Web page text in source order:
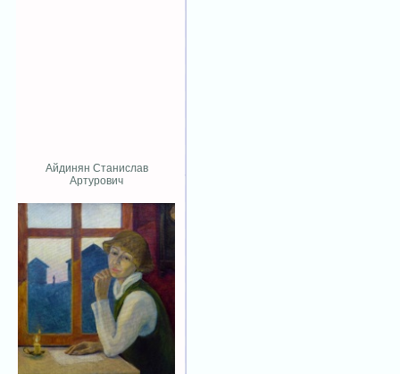
Айдинян Станислав
Артурович